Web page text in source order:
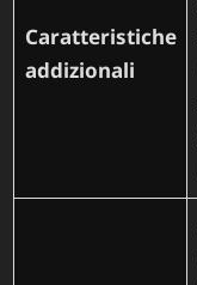
Caratteristiche
addizionali